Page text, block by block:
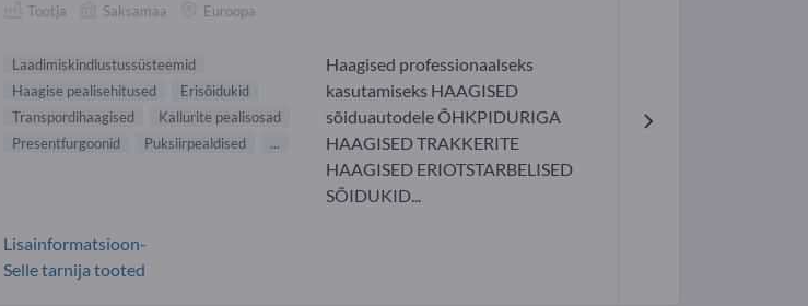
Tootja Saksamaa Euroopa
Laadimiskindlustussüsteemid
Haagise pealisehitused
Erisõidukid
Transpordihaagised
Kallurite pealisosad
Presentfurgoonid
Puksiirpealdised ...
Haagised professionaalseks
kasutamiseks HAAGISED
sõiduautodele ÕHKPIDURIGA
HAAGISED TRAKKERITE
HAAGISED ERIOTSTARBELISED
SÕIDUKID...
Lisainformatsioon-
Selle tarnija tooted